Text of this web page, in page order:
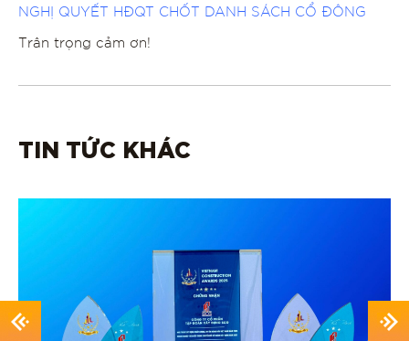
NGHỊ QUYẾT HĐQT CHỐT DANH SÁCH CỔ ĐÔNG
Trân trọng cảm ơn!
TIN TỨC KHÁC